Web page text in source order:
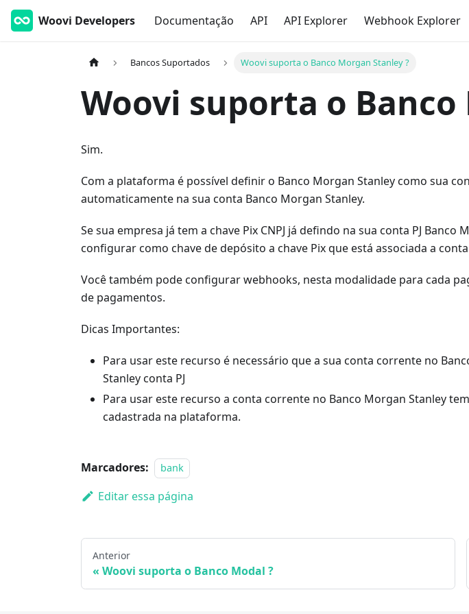
Woovi Developers Documentação API API Explorer Webhook Explorer
Bancos Suportados Woovi suporta o Banco Morgan Stanley ?
Woovi suporta o
Sim.
Com a plataforma é possível definir o Banco Morgan Stanley como sua
automaticamente na sua conta Banco Morgan Stanley.
Se sua empresa já tem a chave Pix CNPJ já defindo na sua conta PJ
configurar como chave de depósito a chave Pix que está associada a
Você também pode configurar webhooks, nesta modalidade para cada
de pagamentos.
Dicas Importantes:
Para usar este recurso é necessário que a sua conta corrente no
Stanley conta PJ
Para usar este recurso a conta corrente no Banco Morgan Stanley
cadastrada na plataforma.
Marcadores: bank
Editar essa página
Anterior
Woovi suporta o Banco Modal ?